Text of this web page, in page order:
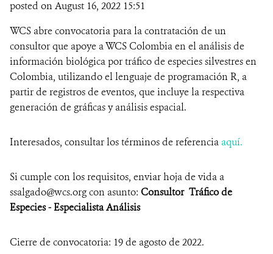
posted on August 16, 2022 15:51
WCS abre convocatoria para la contratación de un
consultor que apoye a WCS Colombia en el análisis de
información biológica por tráfico de especies silvestres en
Colombia, utilizando el lenguaje de programación R, a
partir de registros de eventos, que incluye la respectiva
generación de gráficas y análisis espacial.
Interesados, consultar los términos de referencia aquí.
Si cumple con los requisitos, enviar hoja de vida a
ssalgado@wcs.org con asunto: Consultor Tráfico de
Especies - Especialista Análisis
Cierre de convocatoria: 19 de agosto de 2022.